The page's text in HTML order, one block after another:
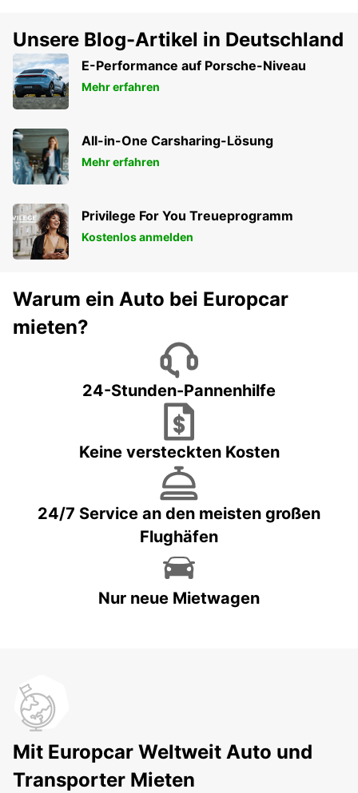
Unsere Blog-Artikel in Deutschland
E-Performance auf Porsche-Niveau
Mehr erfahren
All-in-One Carsharing-Lösung
Mehr erfahren
Privilege For You Treueprogramm
Kostenlos anmelden
Warum ein Auto bei Europcar
mieten?
24-Stunden-Pannenhilfe
Keine versteckten Kosten
24/7 Service an den meisten großen
Flughäfen
Nur neue Mietwagen
Mit Europcar Weltweit Auto und
Transporter Mieten